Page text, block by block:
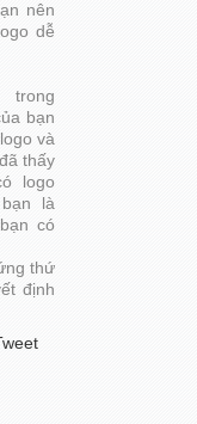
nên
dễ
trong
bạn
và
thấy
logo
là
có
thứ
định